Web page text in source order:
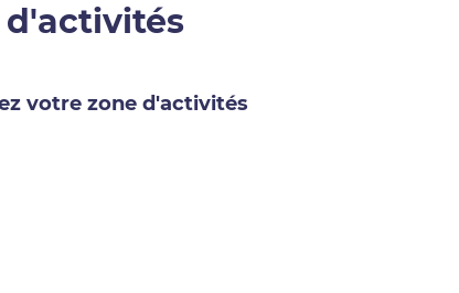
d'activités
votre zone d'activités